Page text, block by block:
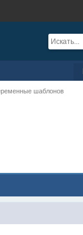
шаблонов